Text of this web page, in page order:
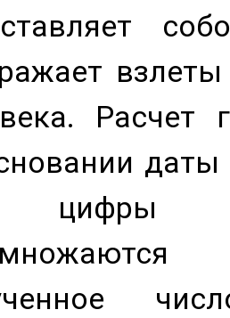
Расчет
цифры